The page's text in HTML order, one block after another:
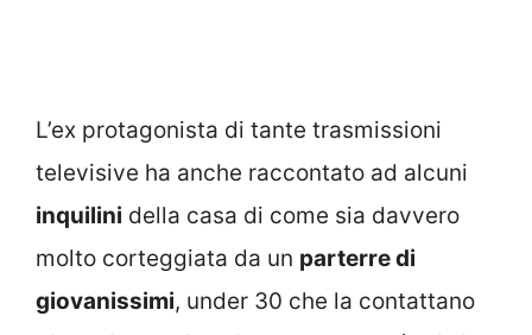
L’ex protagonista di tante trasmissioni
televisive ha anche raccontato ad alcuni
inquilini della casa di come sia davvero
molto corteggiata da un parterre di
giovanissimi, under 30 che la contattano